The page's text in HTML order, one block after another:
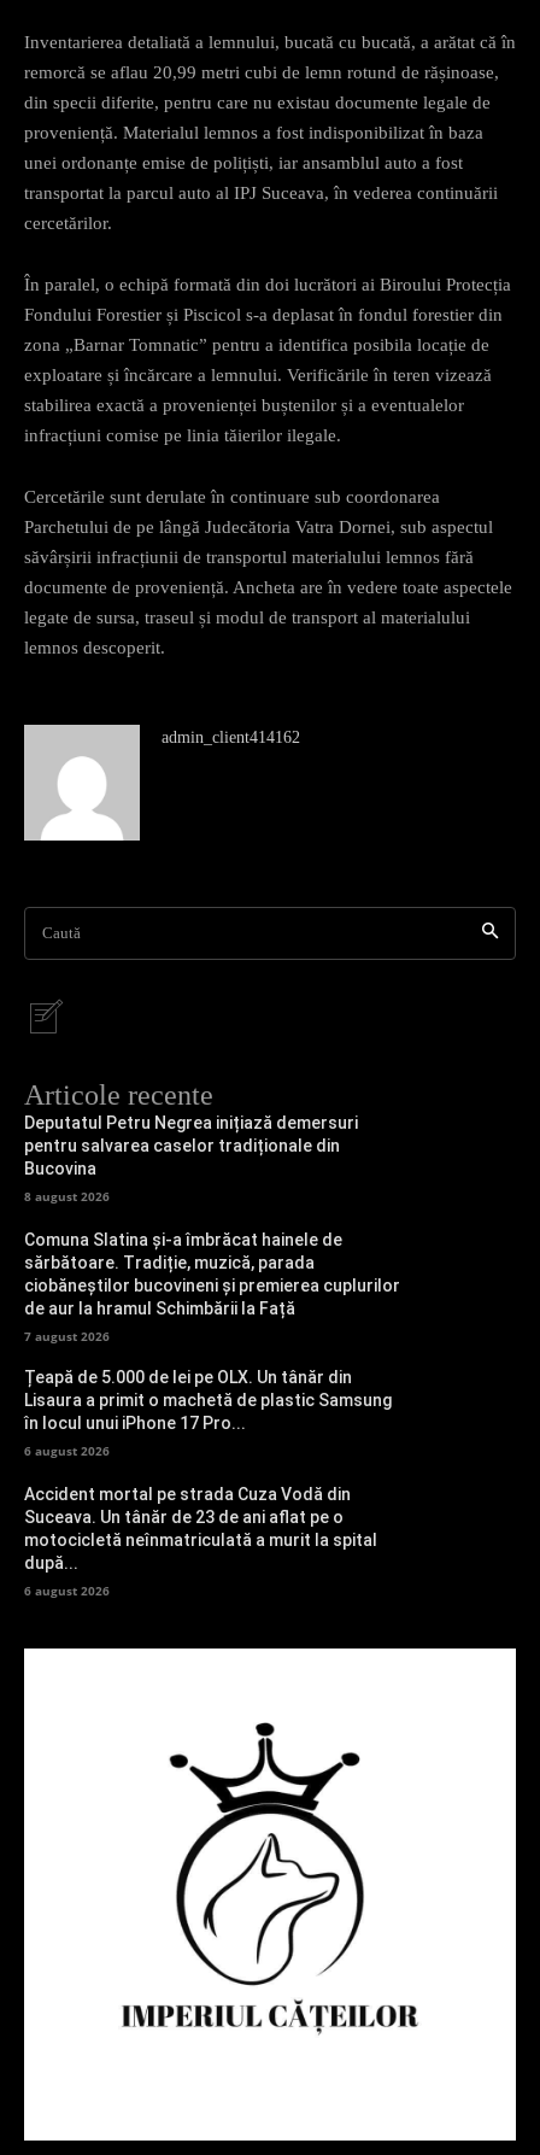
Inventarierea detaliată a lemnului, bucată cu bucată, a arătat că în
remorcă se aflau 20,99 metri cubi de lemn rotund de rășinoase,
din specii diferite, pentru care nu existau documente legale de
proveniență. Materialul lemnos a fost indisponibilizat în baza
unei ordonanțe emise de polițiști, iar ansamblul auto a fost
transportat la parcul auto al IPJ Suceava, în vederea continuării
cercetărilor.
În paralel, o echipă formată din doi lucrători ai Biroului Protecția
Fondului Forestier și Piscicol s-a deplasat în fondul forestier din
zona „Barnar Tomnatic” pentru a identifica posibila locație de
exploatare și încărcare a lemnului. Verificările în teren vizează
stabilirea exactă a provenienței buștenilor și a eventualelor
infracțiuni comise pe linia tăierilor ilegale.
Cercetările sunt derulate în continuare sub coordonarea
Parchetului de pe lângă Judecătoria Vatra Dornei, sub aspectul
săvârșirii infracțiunii de transportul materialului lemnos fără
documente de proveniență. Ancheta are în vedere toate aspectele
legate de sursa, traseul și modul de transport al materialului
lemnos descoperit.
admin_client414162
Caută
Articole recente
Deputatul Petru Negrea inițiază demersuri
pentru salvarea caselor tradiționale din
Bucovina
8 august 2026
Comuna Slatina și-a îmbrăcat hainele de
sărbătoare. Tradiție, muzică, parada
ciobăneștilor bucovineni și premierea cuplurilor
de aur la hramul Schimbării la Față
7 august 2026
Țeapă de 5.000 de lei pe OLX. Un tânăr din
Lisaura a primit o machetă de plastic Samsung
în locul unui iPhone 17 Pro...
6 august 2026
Accident mortal pe strada Cuza Vodă din
Suceava. Un tânăr de 23 de ani aflat pe o
motocicletă neînmatriculată a murit la spital
după...
6 august 2026